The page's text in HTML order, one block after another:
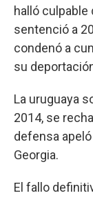
halló culpable
sentenció a
condenó a
su
La uruguaya
2014, se
defensa
Georgia.
El fallo